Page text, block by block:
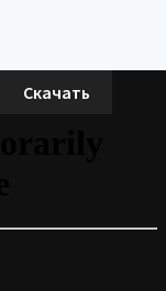
Скачать